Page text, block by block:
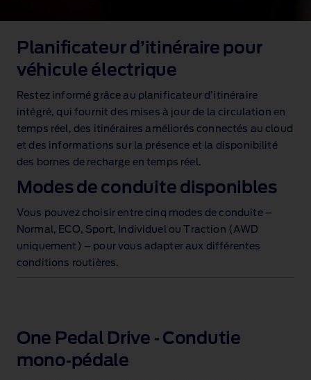
Planificateur d’itinéraire pour
véhicule électrique
Restez informé grâce au planificateur d’itinéraire
intégré, qui fournit des mises à jour de la circulation en
temps réel, des itinéraires améliorés connectés au cloud
et des informations sur la présence et la disponibilité
des bornes de recharge en temps réel.
Modes de conduite disponibles
Vous pouvez choisir entre cinq modes de conduite –
Normal, ECO, Sport, Individuel ou Traction (AWD
uniquement) – pour vous adapter aux différentes
conditions routières.
One Pedal Drive ‑ Condutie
mono‑pédale